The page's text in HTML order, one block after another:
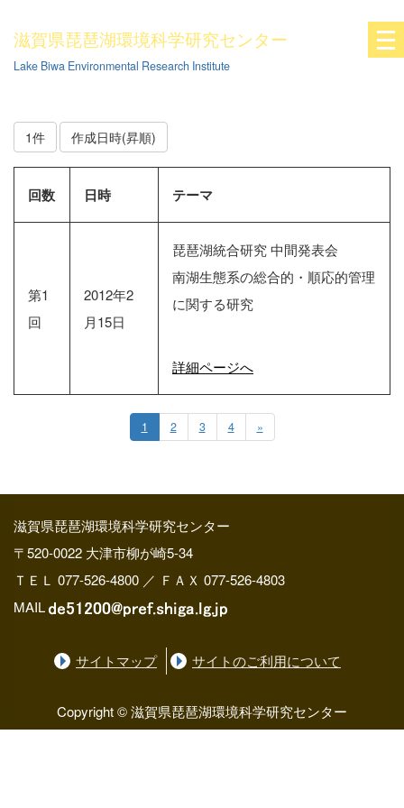
滋賀県琵琶湖環境科学研究センター
Lake Biwa Environmental Research Institute
1件 作成日時(昇順)
回数 日時 テーマ
第1
回
2012年2
月15日
琵琶湖統合研究 中間発表会
南湖生態系の総合的・順応的管理
に関する研究
詳細ページへ
1 2 3 4 »
滋賀県琵琶湖環境科学研究センター
〒520-0022 大津市柳が崎5-34
ＴＥＬ 077-526-4800 ／ ＦＡＸ 077-526-4803
MAIL
サイトマップ サイトのご利用について
Copyright © 滋賀県琵琶湖環境科学研究センター